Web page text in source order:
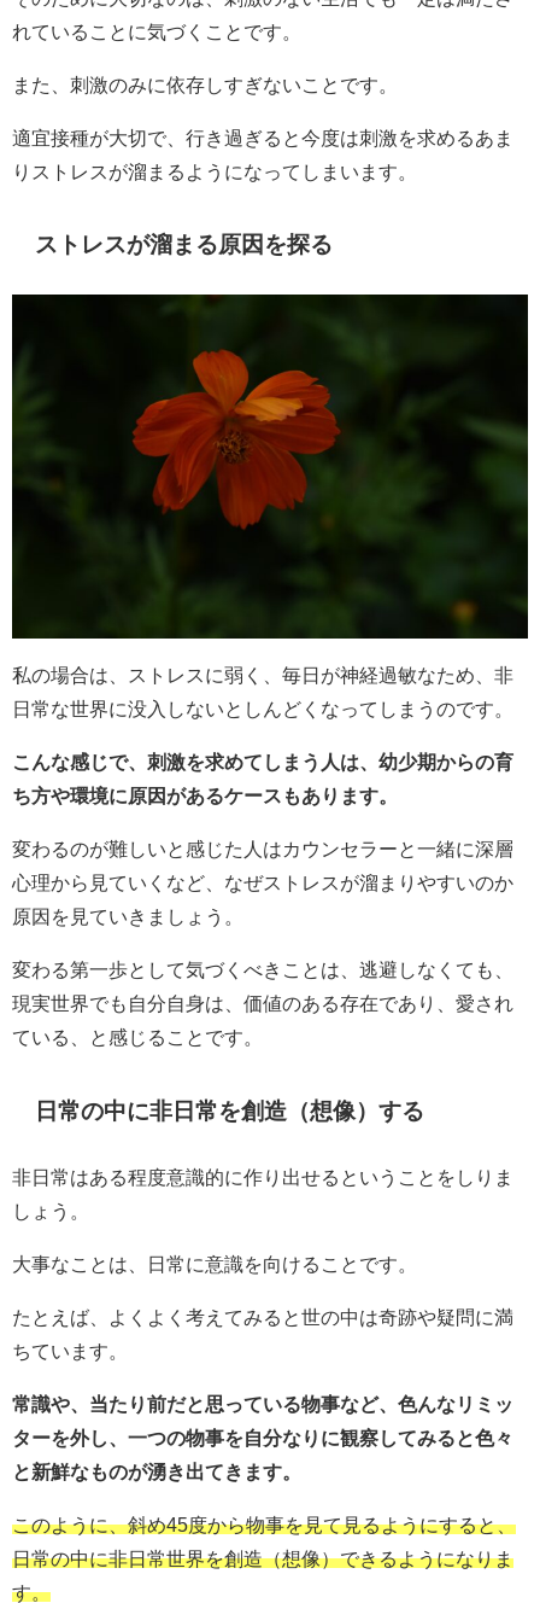
れていることに気づくことです。
また、刺激のみに依存しすぎないことです。
適宜接種が大切で、行き過ぎると今度は刺激を求めるあま
りストレスが溜まるようになってしまいます。
ストレスが溜まる原因を探る
私の場合は、ストレスに弱く、毎日が神経過敏なため、非
日常な世界に没入しないとしんどくなってしまうのです。
こんな感じで、刺激を求めてしまう人は、幼少期からの育
ち方や環境に原因があるケースもあります。
変わるのが難しいと感じた人はカウンセラーと一緒に深層
心理から見ていくなど、なぜストレスが溜まりやすいのか
原因を見ていきましょう。
変わる第一歩として気づくべきことは、逃避しなくても、
現実世界でも自分自身は、価値のある存在であり、愛され
ている、と感じることです。
日常の中に非日常を創造（想像）する
非日常はある程度意識的に作り出せるということをしりま
しょう。
大事なことは、日常に意識を向けることです。
たとえば、よくよく考えてみると世の中は奇跡や疑問に満
ちています。
常識や、当たり前だと思っている物事など、色んなリミッ
ターを外し、一つの物事を自分なりに観察してみると色々
と新鮮なものが湧き出てきます。
このように、斜め45度から物事を見て見るようにすると、
日常の中に非日常世界を創造（想像）できるようになりま
す。